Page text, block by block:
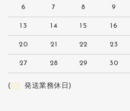
6 7 8 9
13 14 15 16
20 21 22 23
27 28 29 30
( 発送業務休日)